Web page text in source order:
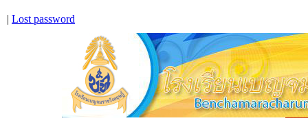
| Lost password